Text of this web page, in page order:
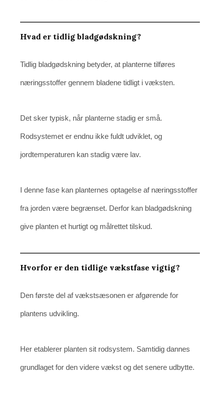
Hvad er tidlig bladgødskning?
Tidlig bladgødskning betyder, at planterne tilføres
næringsstoffer gennem bladene tidligt i væksten.
Det sker typisk, når planterne stadig er små.
Rodsystemet er endnu ikke fuldt udviklet, og
jordtemperaturen kan stadig være lav.
I denne fase kan planternes optagelse af næringsstoffer
fra jorden være begrænset. Derfor kan bladgødskning
give planten et hurtigt og målrettet tilskud.
Hvorfor er den tidlige vækstfase vigtig?
Den første del af vækstsæsonen er afgørende for
plantens udvikling.
Her etablerer planten sit rodsystem. Samtidig dannes
grundlaget for den videre vækst og det senere udbytte.